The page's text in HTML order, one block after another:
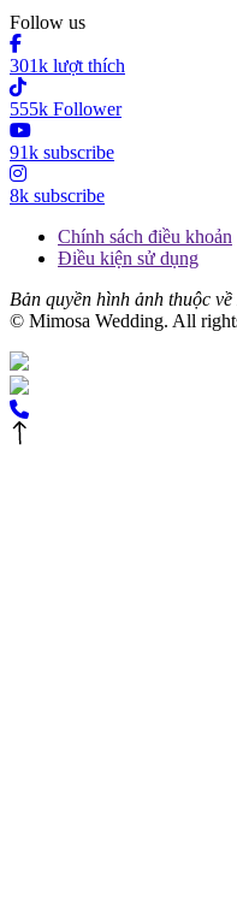
Follow us
301k lượt thích
555k Follower
91k subscribe
8k subscribe
Chính sách điều khoản
Điều kiện sử dụng
Bản quyền hình ảnh thuộc
© Mimosa Wedding. All